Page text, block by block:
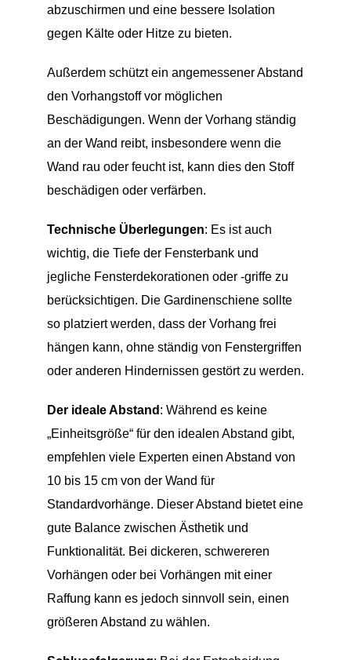
abzuschirmen und eine bessere Isolation
gegen Kälte oder Hitze zu bieten.
Außerdem schützt ein angemessener Abstand
den Vorhangstoff vor möglichen
Beschädigungen. Wenn der Vorhang ständig
an der Wand reibt, insbesondere wenn die
Wand rau oder feucht ist, kann dies den Stoff
beschädigen oder verfärben.
Technische Überlegungen: Es ist auch
wichtig, die Tiefe der Fensterbank und
jegliche Fensterdekorationen oder -griffe zu
berücksichtigen. Die Gardinenschiene sollte
so platziert werden, dass der Vorhang frei
hängen kann, ohne ständig von Fenstergriffen
oder anderen Hindernissen gestört zu werden.
Der ideale Abstand : Während es keine
„Einheitsgröße“ für den idealen Abstand gibt,
empfehlen viele Experten einen Abstand von
10 bis 15 cm von der Wand für
Standardvorhänge. Dieser Abstand bietet eine
gute Balance zwischen Ästhetik und
Funktionalität. Bei dickeren, schwereren
Vorhängen oder bei Vorhängen mit einer
Raffung kann es jedoch sinnvoll sein, einen
größeren Abstand zu wählen.